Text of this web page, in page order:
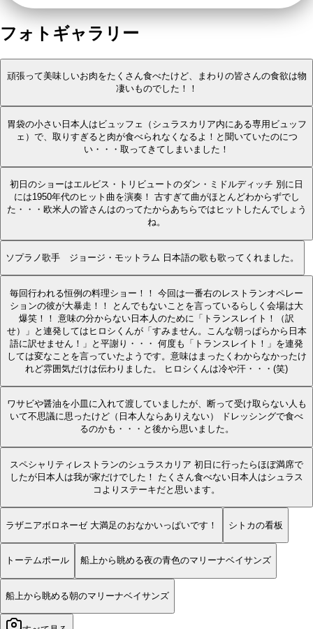
フォトギャラリー
頑張って美味しいお肉をたくさん食べたけど、まわりの皆さんの食欲は物
凄いものでした！！
胃袋の小さい日本人はビュッフェ（シュラスカリア内にある専用ビュッフ
ェ）で、取りすぎると肉が食べられなくなるよ！と聞いていたのにつ
い・・・取ってきてしまいました！
初日のショーはエルビス・トリビュートのダン・ミドルディッチ 別に日
には1950年代のヒット曲を演奏！ 古すぎて曲がほとんどわからずでし
た・・・欧米人の皆さんはのってたからあちらではヒットしたんでしょう
ね。
ソプラノ歌手 ジョージ・モットラム 日本語の歌も歌ってくれました。
毎回行われる恒例の料理ショー！！ 今回は一番右のレストランオペレー
ションの彼が大暴走！！ とんでもないことを言っているらしく会場は大
爆笑！！ 意味の分からない日本人のために「トランスレイト！（訳
せ）」と連発してはヒロシくんが「すみません。こんな朝っぱらから日本
語に訳せません！」と平謝り・・・ 何度も「トランスレイト！」を連発
しては変なことを言っていたようです。意味はまったくわからなかったけ
れど雰囲気だけは伝わりました。 ヒロシくんは冷や汗・・・(笑)
ワサビや醤油を小皿に入れて渡していましたが、断って受け取らない人も
いて不思議に思ったけど（日本人ならありえない） ドレッシングで食べ
るのかも・・・と後から思いました。
スペシャリティレストランのシュラスカリア 初日に行ったらほぼ満席で
したが日本人は我が家だけでした！ たくさん食べない日本人はシュラス
コよりステーキだと思います。
ラザニアボロネーゼ 大満足のおなかいっぱいです！ シトカの看板
トーテムポール 船上から眺める夜の青色のマリーナベイサンズ
船上から眺める朝のマリーナベイサンズ